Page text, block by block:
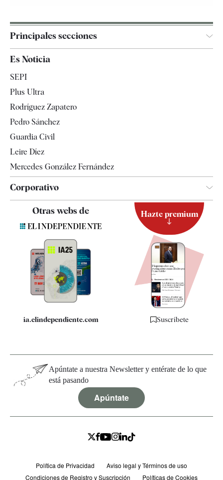
Principales secciones
España
Televisión
Es Noticia
SEPI
Plus Ultra
Rodríguez Zapatero
Pedro Sánchez
Guardia Civil
Leire Díez
Mercedes González Fernández
Corporativo
Contacto
Quiénes somos
Especificaciones
Otras webs de
ia.elindependiente.com
Hazte premium
Suscríbete
Apúntate a nuestra Newsletter y entérate de lo que
está pasando
Apúntate
Política de Privacidad
Aviso legal y Términos de uso
Condiciones de Registro y Suscripción
Políticas de Cookies